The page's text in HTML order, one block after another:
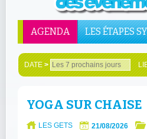
AGENDA LES ÉTAPES
DATE>
YOGA SUR CHAISE
LES GETS 21/08/2026